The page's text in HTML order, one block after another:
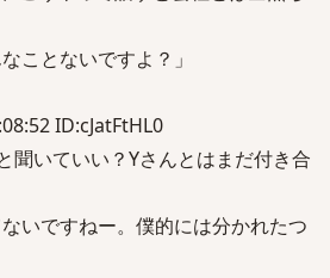
ことないですよ？」
ID:cJatFtHL0
聞いていい？Yさんとはまだ付き合
いですねー。僕的には分かれたつ